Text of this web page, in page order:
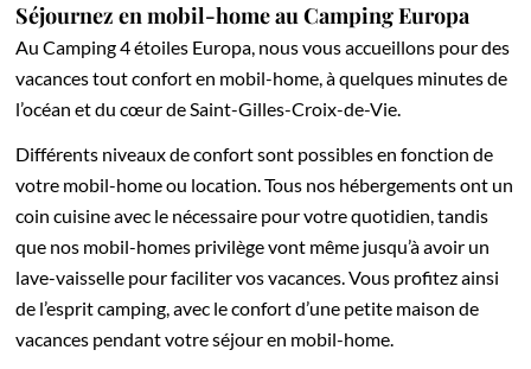
Séjournez en mobil-home au Camping Europa
Au Camping 4 étoiles Europa, nous vous accueillons pour des
vacances tout confort en mobil-home, à quelques minutes de
l’océan et du cœur de Saint-Gilles-Croix-de-Vie.
Différents niveaux de confort sont possibles en fonction de
votre mobil-home ou location. Tous nos hébergements ont un
coin cuisine avec le nécessaire pour votre quotidien, tandis
que nos mobil-homes privilège vont même jusqu’à avoir un
lave-vaisselle pour faciliter vos vacances. Vous profitez ainsi
de l’esprit camping, avec le confort d’une petite maison de
vacances pendant votre séjour en mobil-home.